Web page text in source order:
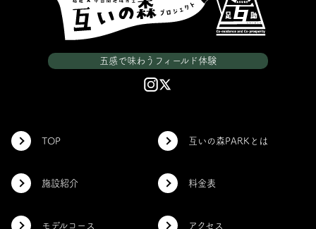
五感で味わうフィールド体験
TOP 互いの森PARKとは
施設紹介 料金表
モデルコース アクセス